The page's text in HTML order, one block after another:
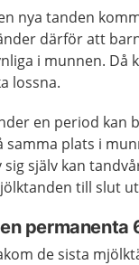
nya tanden
därför att
i munnen. Då
lossna.
en period kan
samma plats i
sig själv kan
till slut
permanenta
de sista